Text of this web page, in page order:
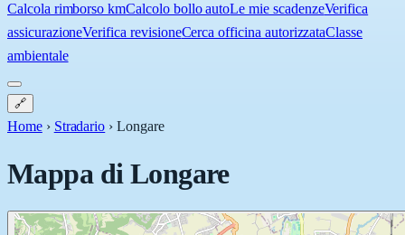
Calcola rimborso kmCalcolo bollo autoLe mie scadenzeVerifica
assicurazioneVerifica revisioneCerca officina autorizzataClasse
ambientale
🔗
Home › Stradario ›Longare
Mappa diLongare